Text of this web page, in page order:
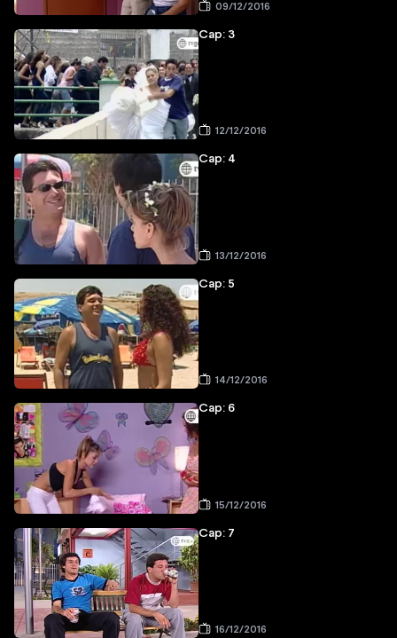
09/12/2016
Cap: 3
12/12/2016
Cap: 4
13/12/2016
Cap: 5
14/12/2016
Cap: 6
15/12/2016
Cap: 7
16/12/2016